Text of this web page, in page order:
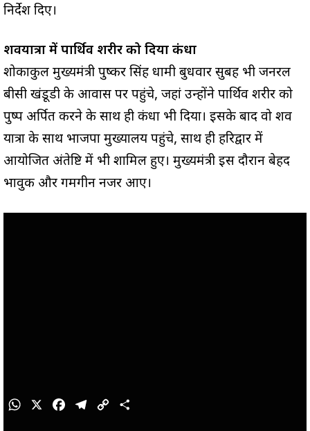
निर्देश दिए।
शवयात्रा में पार्थिव शरीर को दिया कंधा
शोकाकुल मुख्यमंत्री पुष्कर सिंह धामी बुधवार सुबह भी जनरल
बीसी खंडूडी के आवास पर पहुंचे, जहां उन्होंने पार्थिव शरीर को
पुष्प अर्पित करने के साथ ही कंधा भी दिया। इसके बाद वो शव
यात्रा के साथ भाजपा मुख्यालय पहुंचे, साथ ही हरिद्वार में
आयोजित अंतेष्टि में भी शामिल हुए। मुख्यमंत्री इस दौरान बेहद
भावुक और गमगीन नजर आए।
W